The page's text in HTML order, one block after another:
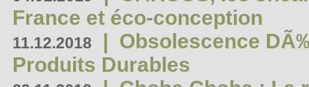
France et éco-conception
11.12.2018 | Obsolescence
Produits Durables